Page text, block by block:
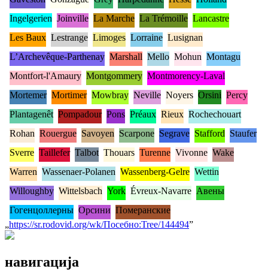
Ingelgerien Joinville La Marche La Trémoille Lancastre
Les Baux Lestrange Limoges Lorraine Lusignan
L’Archevêque-Parthenay Marshall Mello Mohun Montagu
Montfort-l'Amaury Montgommery Montmorency-Laval
Mortemer Mortimer Mowbray Neville Noyers Orsini Percy
Plantagenêt Pompadour Pons Préaux Rieux Rochechouart
Rohan Rouergue Savoyen Scarpone Segrave Stafford Staufer
Sverre Taillefer Talbot Thouars Turenne Vivonne Wake
Warren Wassenaer-Polanen Wassenberg-Gelre Wettin
Willoughby Wittelsbach York Évreux-Navarre Авены
Гогенцоллерны Орсини Померанские
„https://sr.rodovid.org/wk/Посебно:Tree/144494”
навигација